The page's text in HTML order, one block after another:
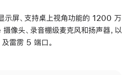
屏、支持桌上视角功能的 1200 万
像头、录音棚级麦克风和扬声器，以
及雷雳 5 端口。